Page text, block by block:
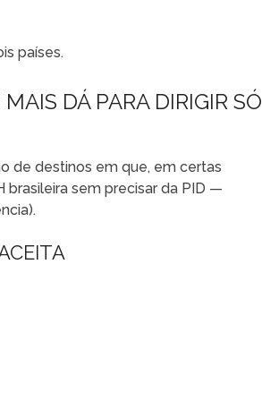
países.
DÁ PARA DIRIGIR SÓ
de destinos em que, em certas
brasileira sem precisar da PID —